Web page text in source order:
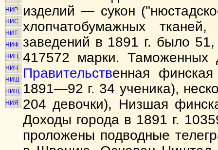
НИР
НИС
НИТ
НИФ
НИЦ
НИЧ
НИШ
НИЩ
НИЯ
изделий — сукон
хлопчатобумажных
заведений в 1891 г. было
417572 марки.
Правительственная
1891—92 г. 34 ученика),
204 девочки), Низшая
Доходы города в 1891 г.
проложены подводные